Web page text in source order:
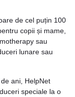
de cel puțin 100
copii și mame,
sau
lunare sau
ani, HelpNet
speciale la o